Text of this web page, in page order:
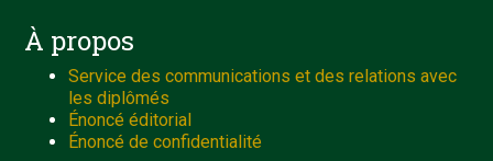
À propos
Service des communications et des relations avec
les diplômés
Énoncé éditorial
Énoncé de confidentialité